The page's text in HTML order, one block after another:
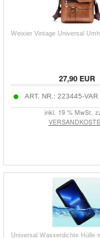
Weixier Vintage Universal
27,90EUR
ART. NR.: 223445-VAR
inkl. 19 % MwSt.
Universal Wasserdichte Hülle